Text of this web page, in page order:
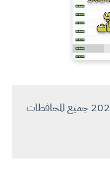
الان تحميل نتائج ثالث متوسط 2023 جميع المحافظات